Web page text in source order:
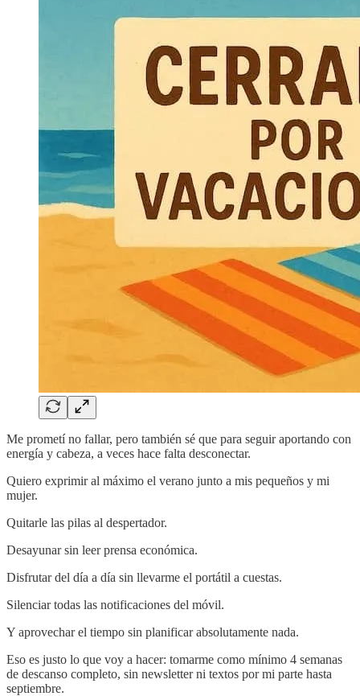
Me prometí no fallar, pero también sé que para seguir aportando con
energía y cabeza, a veces hace falta desconectar.
Quiero exprimir al máximo el verano junto a mis pequeños y mi
mujer.
Quitarle las pilas al despertador.
Desayunar sin leer prensa económica.
Disfrutar del día a día sin llevarme el portátil a cuestas.
Silenciar todas las notificaciones del móvil.
Y aprovechar el tiempo sin planificar absolutamente nada.
Eso es justo lo que voy a hacer: tomarme como mínimo 4 semanas
de descanso completo, sin newsletter ni textos por mi parte hasta
septiembre.